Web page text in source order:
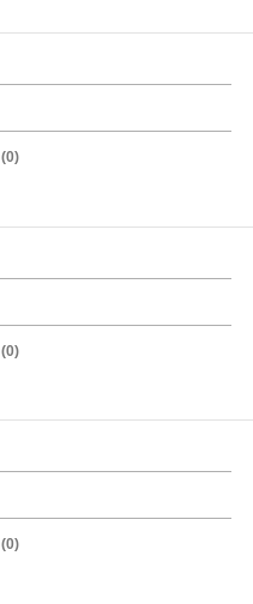
(0)
(0)
(0)